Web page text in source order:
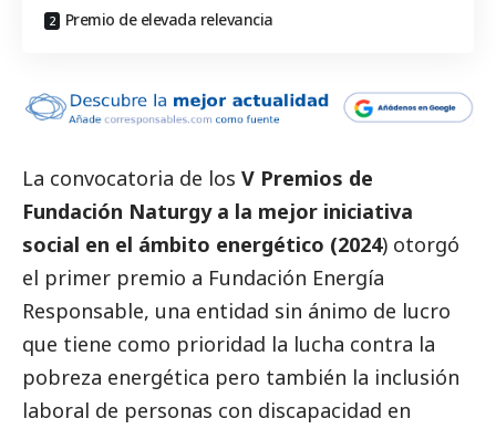
Premio de elevada relevancia
La convocatoria de los V Premios de
Fundación Naturgy a la mejor iniciativa
social en el ámbito energético (2024) otorgó
el primer premio a Fundación Energía
Responsable, una entidad sin ánimo de lucro
que tiene como prioridad la lucha contra la
pobreza energética pero también la inclusión
laboral de personas con discapacidad en